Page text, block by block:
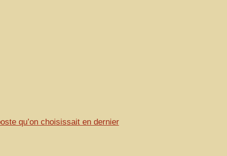
qu’on choisissait en dernier